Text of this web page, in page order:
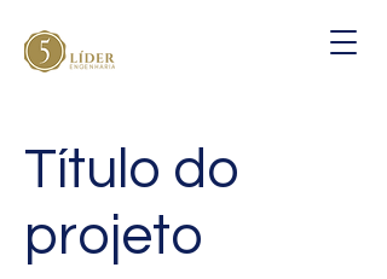
Título do
projeto